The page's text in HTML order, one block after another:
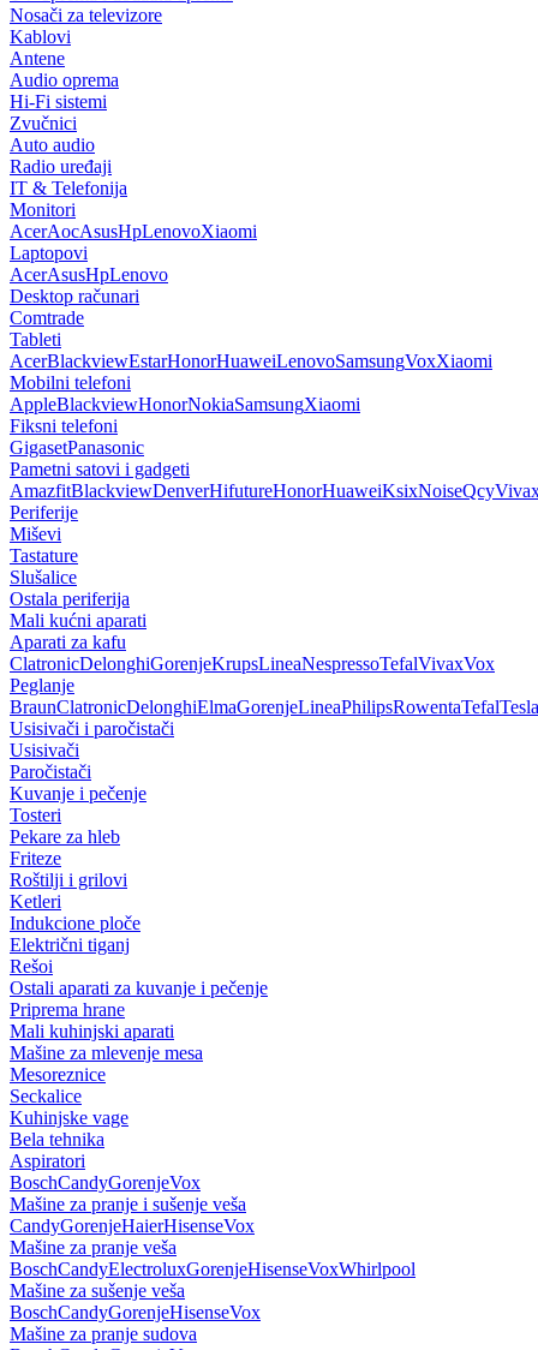
Nosači za televizore
Kablovi
Antene
Audio oprema
Hi-Fi sistemi
Zvučnici
Auto audio
Radio uređaji
IT & Telefonija
Monitori
AcerAocAsusHpLenovoXiaomi
Laptopovi
AcerAsusHpLenovo
Desktop računari
Comtrade
Tableti
AcerBlackviewEstarHonorHuaweiLenovoSamsungVoxXiaomi
Mobilni telefoni
AppleBlackviewHonorNokiaSamsungXiaomi
Fiksni telefoni
GigasetPanasonic
Pametni satovi i gadgeti
AmazfitBlackviewDenverHifutureHonorHuaweiKsixNoiseQcy
Periferije
Miševi
Tastature
Slušalice
Ostala periferija
Mali kućni aparati
Aparati za kafu
ClatronicDelonghiGorenjeKrupsLineaNespressoTefalVivaxVox
Peglanje
BraunClatronicDelonghiElmaGorenjeLineaPhilipsRowentaTefalTesla
Usisivači i paročistači
Usisivači
Paročistači
Kuvanje i pečenje
Tosteri
Pekare za hleb
Friteze
Roštilji i grilovi
Ketleri
Indukcione ploče
Električni tiganj
Rešoi
Ostali aparati za kuvanje i pečenje
Priprema hrane
Mali kuhinjski aparati
Mašine za mlevenje mesa
Mesoreznice
Seckalice
Kuhinjske vage
Bela tehnika
Aspiratori
BoschCandyGorenjeVox
Mašine za pranje i sušenje veša
CandyGorenjeHaierHisenseVox
Mašine za pranje veša
BoschCandyElectroluxGorenjeHisenseVoxWhirlpool
Mašine za sušenje veša
BoschCandyGorenjeHisenseVox
Mašine za pranje sudova